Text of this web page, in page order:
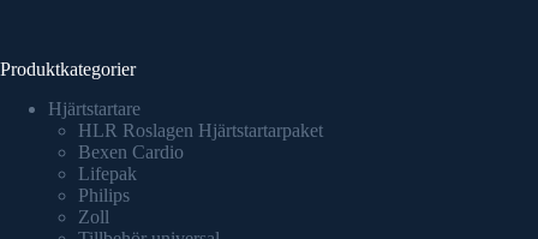
Produktkategorier
Hjärtstartare
HLR Roslagen Hjärtstartarpaket
Bexen Cardio
Lifepak
Philips
Zoll